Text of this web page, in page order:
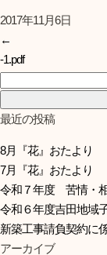
2017年11月6日
←
-1.pdf
最近の投稿
8月『花』おたより
7月『花』おたより
令和７年度 苦情・
令和６年度吉田地域
新築工事請負契約に
アーカイブ